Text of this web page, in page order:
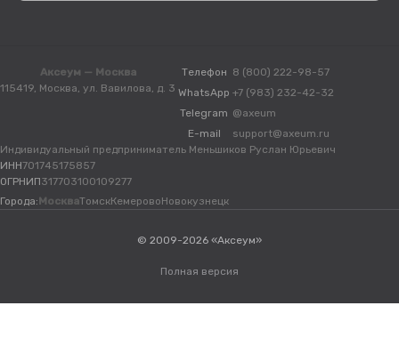
Аксеум — Москва
115419, Москва, ул. Вавилова, д. 3
Телефон 8 (800) 222-98-57
WhatsApp +7 (983) 232-42-32
Telegram @axeum
E-mail
support@axeum.ru
Индивидуальный предприниматель Меньшиков Руслан Юрьевич
ИНН701745175857
ОГРНИП317703100109277
Города: МоскваТомскКемеровоНовокузнецк
© 2009-2026 «Аксеум»
Полная версия